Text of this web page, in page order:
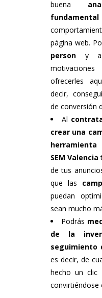
buena
fundamental
página web.
person y
ofrecerles
decir,
de conversión
Al
crear una
herramienta
SEM Valencia
de tus
que las
puedan
sean mucho
Podrás
de la
seguimiento
es decir, de
hecho un clic
convirtiéndose